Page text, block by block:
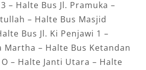
– Halte Bus Jl. Pramuka –
– Halte Bus Masjid
Bus Jl. Ki Penjawi 1 –
Martha – Halte Bus Ketandan
– Halte Janti Utara – Halte